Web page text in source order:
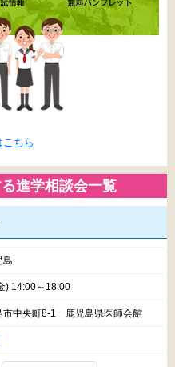
ちら
進学相談会一覧
) 14:00～18:00
市中央町8-1 鹿児島県医師会館